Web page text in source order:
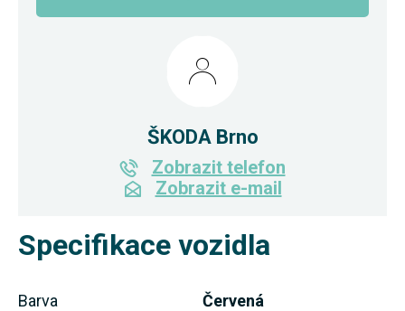
Specifikace vozidla
Barva
Červená
ŠKODA Brno
Zobrazit telefon
Zobrazit e-mail